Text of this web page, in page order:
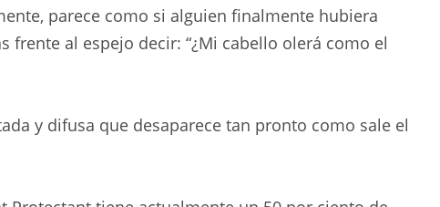
parece como si alguien finalmente hubiera
frente al espejo decir: “¿Mi cabello olerá como el
y difusa que desaparece tan pronto como sale el